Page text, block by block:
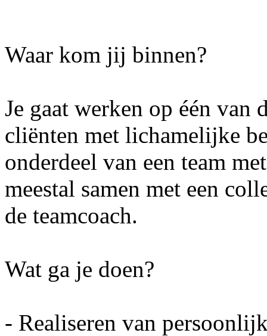
Waar kom jij binnen?
Je gaat werken op één
cliënten met lichamelijke
onderdeel van een team
meestal samen met een
de teamcoach.
Wat ga je doen?
- Realiseren van